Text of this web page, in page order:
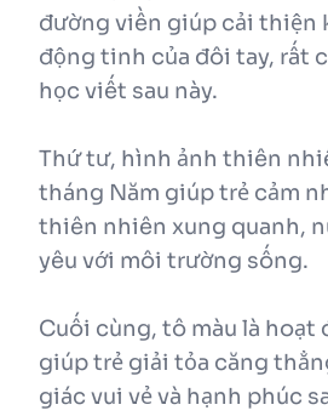
đường viền giúp cải thiện
động tinh của đôi tay, rất
học viết sau này.
Thứ tư, hình ảnh thiên
tháng Năm giúp trẻ cảm
thiên nhiên xung quanh,
yêu với môi trường sống.
Cuối cùng, tô màu là hoạt
giúp trẻ giải tỏa căng
giác vui vẻ và hạnh phúc